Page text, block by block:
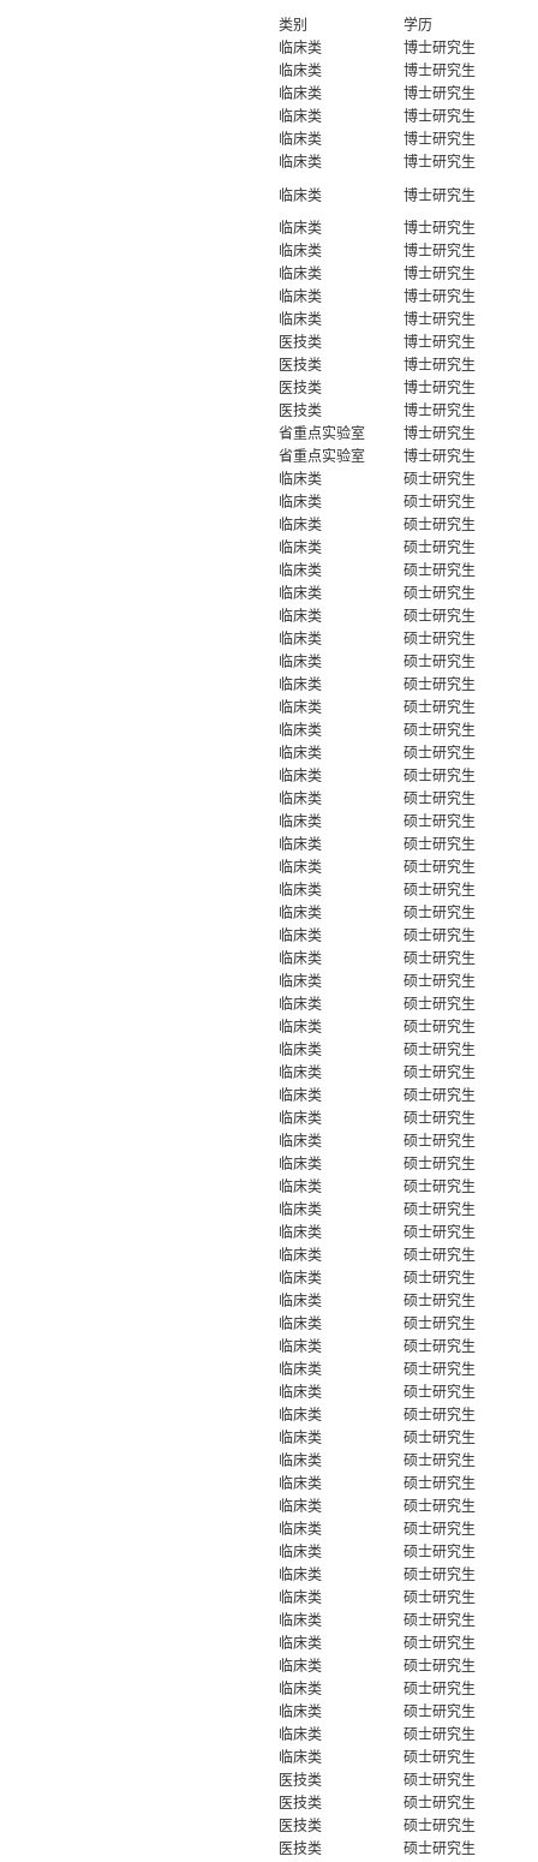
类别
学历
临床类
博士研究生
临床类
博士研究生
临床类
博士研究生
临床类
博士研究生
临床类
博士研究生
临床类
博士研究生
临床类
博士研究生
临床类
博士研究生
临床类
博士研究生
临床类
博士研究生
临床类
博士研究生
临床类
博士研究生
医技类
博士研究生
医技类
博士研究生
医技类
博士研究生
医技类
博士研究生
省重点实验室
博士研究生
省重点实验室
博士研究生
临床类
硕士研究生
临床类
硕士研究生
临床类
硕士研究生
临床类
硕士研究生
临床类
硕士研究生
临床类
硕士研究生
临床类
硕士研究生
临床类
硕士研究生
临床类
硕士研究生
临床类
硕士研究生
临床类
硕士研究生
临床类
硕士研究生
临床类
硕士研究生
临床类
硕士研究生
临床类
硕士研究生
临床类
硕士研究生
临床类
硕士研究生
临床类
硕士研究生
临床类
硕士研究生
临床类
硕士研究生
临床类
硕士研究生
临床类
硕士研究生
临床类
硕士研究生
临床类
硕士研究生
临床类
硕士研究生
临床类
硕士研究生
临床类
硕士研究生
临床类
硕士研究生
临床类
硕士研究生
临床类
硕士研究生
临床类
硕士研究生
临床类
硕士研究生
临床类
硕士研究生
临床类
硕士研究生
临床类
硕士研究生
临床类
硕士研究生
临床类
硕士研究生
临床类
硕士研究生
临床类
硕士研究生
临床类
硕士研究生
临床类
硕士研究生
临床类
硕士研究生
临床类
硕士研究生
临床类
硕士研究生
临床类
硕士研究生
临床类
硕士研究生
临床类
硕士研究生
临床类
硕士研究生
临床类
硕士研究生
临床类
硕士研究生
临床类
硕士研究生
临床类
硕士研究生
临床类
硕士研究生
临床类
硕士研究生
临床类
硕士研究生
临床类
硕士研究生
临床类
硕士研究生
医技类
硕士研究生
医技类
硕士研究生
医技类
硕士研究生
医技类
硕士研究生